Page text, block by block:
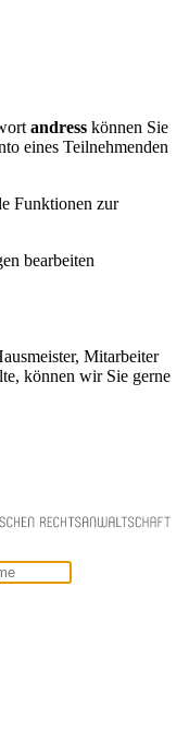
andress können Sie
eines Teilnehmenden
Funktionen zur
bearbeiten
Mitarbeiter
können wir Sie gerne